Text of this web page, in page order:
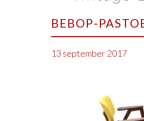
BEBOP-
13 september 2017